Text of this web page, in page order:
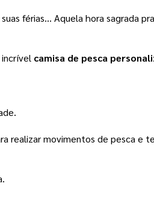
férias… Aquela hora sagrada
camisa de pesca
realizar movimentos de pesca e